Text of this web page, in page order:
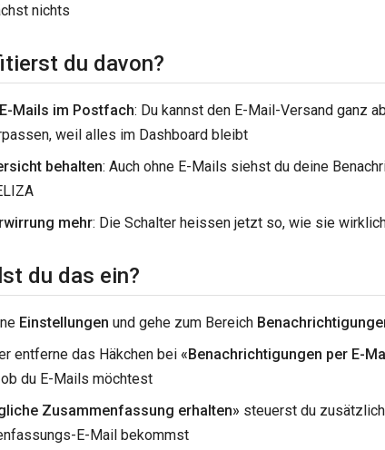
nichts
du davon?
Mails im Postfach: Du kannst den E-Mail-Versand ganz
weil alles im Dashboard bleibt
behalten: Auch ohne E-Mails siehst du deine
mehr: Die Schalter heissen jetzt so, wie sie
du das ein?
Einstellungen und gehe zum Bereich
entferne das Häkchen bei«Benachrichtigungen per E-
du E-Mails möchtest
Zusammenfassung erhalten» steuerst du
E-Mail bekommst